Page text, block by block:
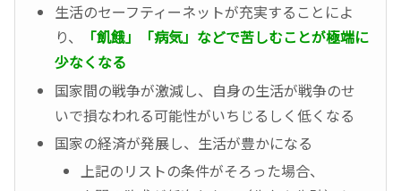
生活のセーフティーネットが充実することによ
り、
「飢餓」「病気」などで苦しむことが極端に
少なくなる
国家間の戦争が激減し、自身の生活が戦争のせ
いで損なわれる可能性がいちじるしく低くなる
国家の経済が発展し、生活が豊かになる
上記のリストの条件がそろった場合、